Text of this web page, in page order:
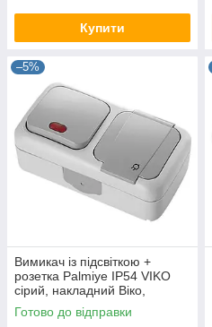
Купити
–5%
Вимикач із підсвіткою +
розетка Palmiye IP54 VIKO
сірий, накладний Віко,
настінний зовнішній
90555599
Готово до відправки